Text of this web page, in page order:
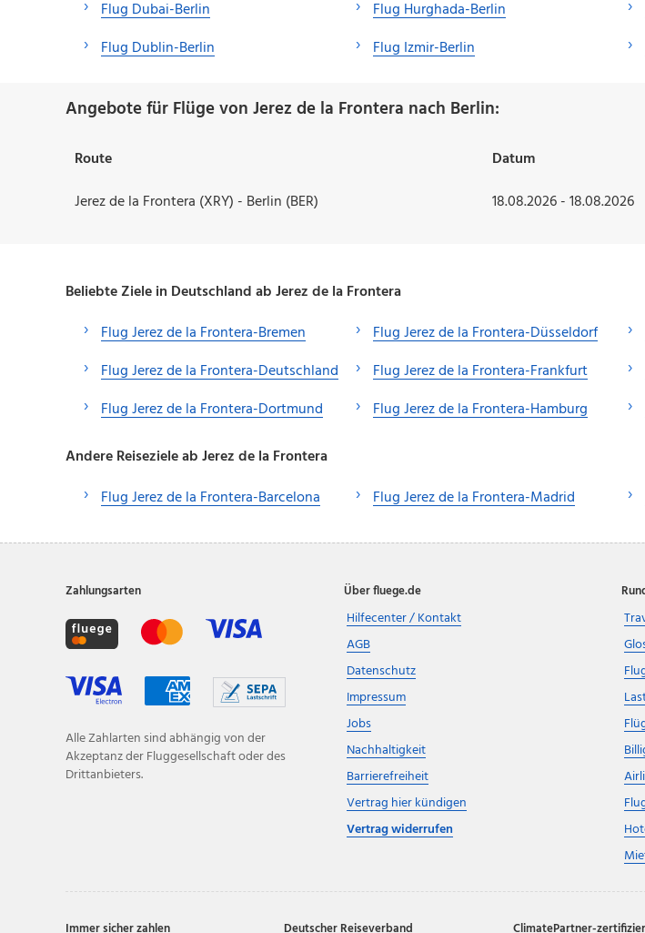
Flug Dubai-Berlin
Flug Dublin-Berlin
Flug Hurghada-Berlin
Flug Izmir-Berlin
Angebote für Flüge von Jerez de la Frontera nach Berlin:
Route Datum
Jerez de la Frontera (XRY) - Berlin (BER)
18.08.2026 - 18.08.2026
Beliebte Ziele in Deutschland ab Jerez de la Frontera
Flug Jerez de la Frontera-Bremen
Flug Jerez de la Frontera-Deutschland
Flug Jerez de la Frontera-Dortmund
Flug Jerez de la Frontera-Düsseldorf
Flug Jerez de la Frontera-Frankfurt
Flug Jerez de la Frontera-Hamburg
Andere Reiseziele ab Jerez de la Frontera
Flug Jerez de la Frontera-Barcelona
Flug Jerez de la Frontera-Madrid